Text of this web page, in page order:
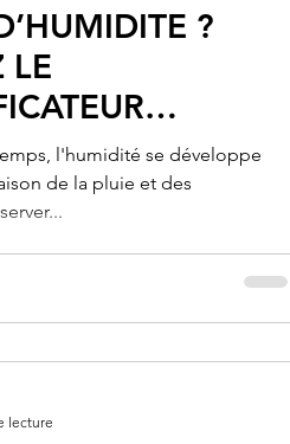
?
LE
(52 LITRES
l'humidité se développe
de la pluie et des
lecture